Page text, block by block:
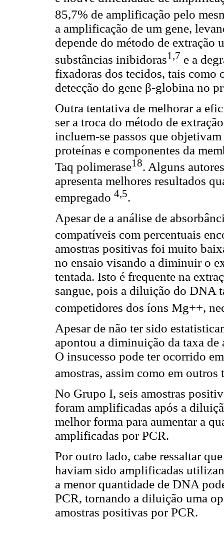
85,7% de amplificação pelo
a amplificação de um gene,
depende do método de extração
substâncias inibidoras1,7 e a
fixadoras dos tecidos, tais como
detecção do gene β-globina no
Outra tentativa de melhorar a
ser a troca do método de
incluem-se passos que
proteínas e componentes da
Taq polimerase18. Alguns
apresenta melhores resultados
empregado 4,5.
Apesar de a análise de
compatíveis com percentuais
amostras positivas foi muito
no ensaio visando a diminuir o
tentada. Isto é frequente na
sangue, pois a diluição do DNA
competidores dos íons Mg++,
Apesar de não ter sido
apontou a diminuição da taxa
O insucesso pode ter ocorrido
amostras, assim como em outros
No Grupo I, seis amostras
foram amplificadas após a
melhor forma para aumentar a
amplificadas por PCR.
Por outro lado, cabe ressaltar
haviam sido amplificadas
a menor quantidade de DNA
PCR, tornando a diluição uma
amostras positivas por PCR.